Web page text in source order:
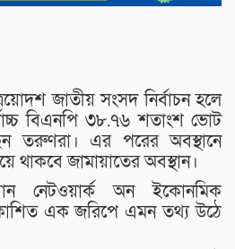
জাতীয় সংসদ নির্বাচন হলে
বিএনপি ৩৮.৭৬ শতাংশ ভোট
তরুণরা। এর পরের অবস্থানে
জামায়াতের অবস্থান।
নেটওয়ার্ক অন ইকোনমিক
এক জরিপে এমন তথ্য উঠে